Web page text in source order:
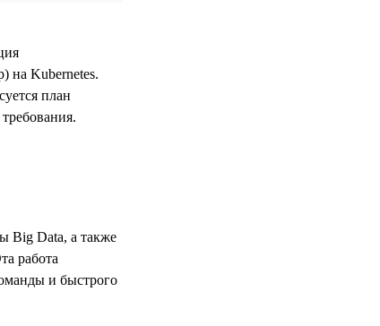
на Kubernetes.
план
Big Data, а также
работа
и быстрого